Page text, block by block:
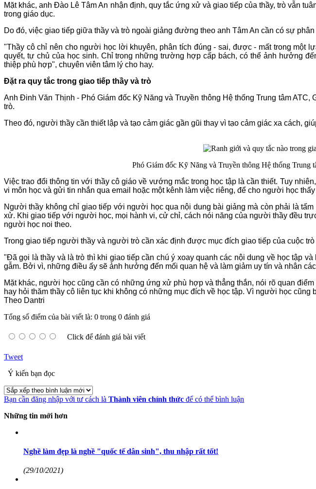
Mặt khác, anh Đào Lê Tâm An nhận định, quy tắc ứng xử và giao tiếp của thầy, trò vẫn
trong giáo dục.
Do đó, việc giao tiếp giữa thầy và trò ngoài giảng đường theo anh Tâm An cần có sự phân
"Thầy cô chỉ nên cho người học lời khuyên, phân tích đúng - sai, được - mất trong một
quyết, tự chủ của học sinh. Chỉ trong những trường hợp cấp bách, có thể ảnh hưởng
thiệp phù hợp", chuyên viên tâm lý cho hay.
Đặt ra quy tắc trong giao tiếp thầy và trò
Anh Đinh Văn Thịnh - Phó Giám đốc Kỹ Năng và Truyền thông Hệ thống Trung tâm
trò.
Theo đó, người thầy cần thiết lập và tạo cảm giác gần gũi thay vì tạo cảm giác xa cách,
Phó Giám đốc Kỹ Năng và Truyền thông Hệ thống
Việc trao đổi thông tin với thầy cô giáo về vướng mắc trong học tập là cần thiết. Tuy
vi môn học và gửi tin nhắn qua email hoặc một kênh làm việc riêng, để cho người học
Người thầy không chỉ giao tiếp với người học qua nội dung bài giảng mà còn phải là
xử. Khi giao tiếp với người học, mọi hành vi, cử chỉ, cách nói năng của người thầy đều
người học noi theo.
Trong giao tiếp người thầy và người trò cần xác định được mục đích giao tiếp của cuộc trò
"Đã gọi là thầy và là trò thì khi giao tiếp cần chú ý xoay quanh các nội dung về học tập
gẫm. Bởi vì, những điều ấy sẽ ảnh hưởng đến mối quan hệ và làm giảm uy tín và nhân
Mặt khác, người học cũng cần có những ứng xử phù hợp và thẳng thắn, nói rõ quan
hay hỏi thăm thầy cô liên tục khi không có những mục đích về học tập. Vì người học
Theo Dantri
Tổng số điểm của bài viết là: 0 trong 0 đánh giá
Click để đánh giá bài viết
Tweet
Ý kiến bạn đọc
Bạn cần đăng nhập với tư cách là Thành viên chính thức để có thể bình luận
Những tin mới hơn
Nghề làm đẹp là nghề "quốc tế dân sinh", thu nhập rất tốt!
(29/10/2021)